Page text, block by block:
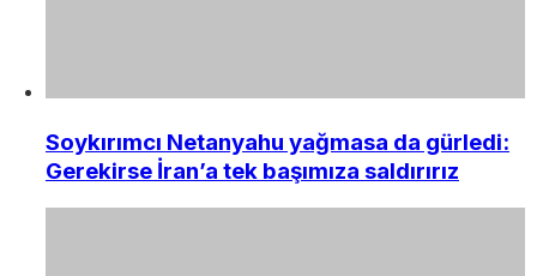
Soykırımcı Netanyahu yağmasa da gürledi:
Gerekirse İran’a tek başımıza saldırırız